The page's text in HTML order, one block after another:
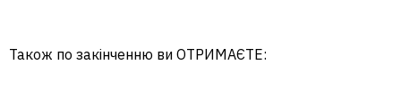
Також по закінченню ви ОТРИМАЄТЕ: